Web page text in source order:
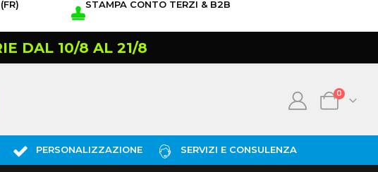
STAMPA CONTO TERZI & B2B
DAL 10/8 AL 21/8
0
PERSONALIZZAZIONE SERVIZI E CONSULENZA